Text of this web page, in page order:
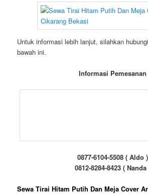
Untuk informasi lebih lanjut, silahkan
bawah ini.
Informasi Pemesanan
0877-6104-5508 ( Aldo )
0812-8284-8423 ( Nanda
Sewa Tirai Hitam Putih Dan Meja Cover